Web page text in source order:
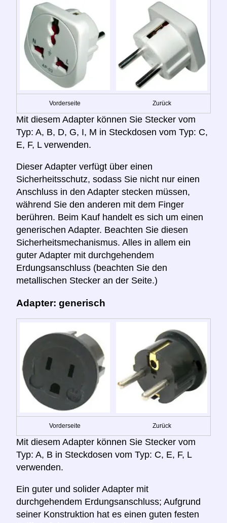
Vorderseite Zurück
Mit diesem Adapter können Sie Stecker vom
Typ: A, B, D, G, I, M in Steckdosen vom Typ: C,
E, F, L verwenden.
Dieser Adapter verfügt über einen
Sicherheitsschutz, sodass Sie nicht nur einen
Anschluss in den Adapter stecken müssen,
während Sie den anderen mit dem Finger
berühren. Beim Kauf handelt es sich um einen
generischen Adapter. Beachten Sie diesen
Sicherheitsmechanismus. Alles in allem ein
guter Adapter mit durchgehendem
Erdungsanschluss (beachten Sie den
metallischen Stecker an der Seite.)
Adapter: generisch
Vorderseite Zurück
Mit diesem Adapter können Sie Stecker vom
Typ: A, B in Steckdosen vom Typ: C, E, F, L
verwenden.
Ein guter und solider Adapter mit
durchgehendem Erdungsanschluss; Aufgrund
seiner Konstruktion hat es einen guten festen